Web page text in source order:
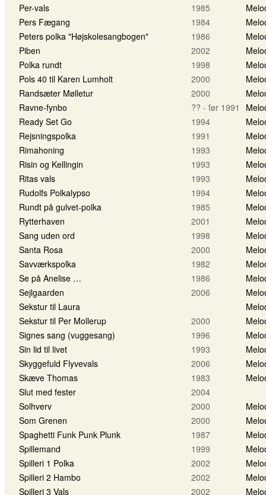
Per-vals
1985
Pers Fægang
1984
Peters polka "Højskolesangbogen"
1986
Piben
2002
Polka rundt
1998
Pols 40 til Karen Lumholt
2000
Randsæter Mølletur
2000
Ravne-fynbo
?? - før 1991
Ready Set Go
1994
Rejsningspolka
1991
Rimahoning
1993
Risin og Kellingin
1993
Ritas vals
1993
Rudolfs Polkalypso
1994
Rundt på gulvet-polka
1985
Rytterhaven
2001
Sang uden ord
1998
Santa Rosa
2000
Savværkspolka
1982
Se på Anelise …
1986
Sejlgaarden
2006
Sekstur til Laura
Sekstur til Per Mollerup
2000
Signes sang (vuggesang)
1996
Sin lid til livet
1993
Skyggefuld Flyvevals
2006
Skæve Thomas
1983
Slut med fester
2004
Solhverv
2000
Som Grenen
2000
Spaghetti Funk Punk Plunk
1987
Spillemand
1999
Spilleri 1 Polka
2002
Spilleri 2 Hambo
2002
Spilleri 3 Vals
2002